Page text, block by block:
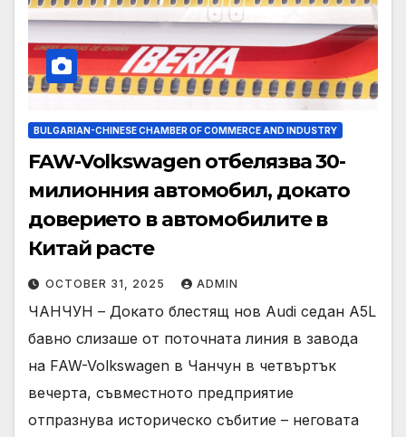
BULGARIAN-CHINESE CHAMBER OF COMMERCE AND INDUSTRY
FAW-Volkswagen отбелязва 30-
милионния автомобил, докато
доверието в автомобилите в
Китай расте
OCTOBER 31, 2025 ADMIN
ЧАНЧУН – Докато блестящ нов Audi седан A5L
бавно слизаше от поточната линия в завода
на FAW-Volkswagen в Чанчун в четвъртък
вечерта, съвместното предприятие
отпразнува историческо събитие – неговата